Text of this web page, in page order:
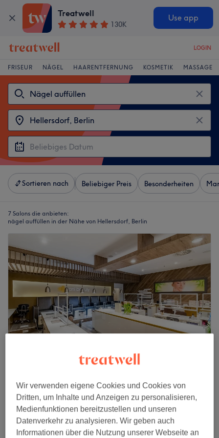
Treatwell
130K
Use app
LOGIN
FRISEUR NÄGEL HAARENTFERNUNG KOSMETIK MASSAGE
Sortieren nach Beliebiger Preis Besonderheiten
7 Salons die anbieten:
nägel auffüllen in der Nähe von Hellersdorf, Berlin
4,6
2875 Bewertungen
Ahrensfelde
Auf Karte anzeigen
Nagelmodellage - Auffüllen mit Gel
45 Min. - 55 Min.
ab
Wir verwenden eigene Cookies und Cookies von
Dritten, um Inhalte und Anzeigen zu personalisieren,
Medienfunktionen bereitzustellen und unseren
Datenverkehr zu analysieren. Wir geben auch
Informationen über die Nutzung unserer Webseite an